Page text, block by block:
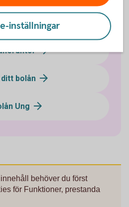
ditt bolån
Ung
behöver du först
för Funktioner, prestanda
inställningar